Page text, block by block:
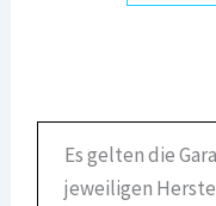
Es gelten die
jeweiligen